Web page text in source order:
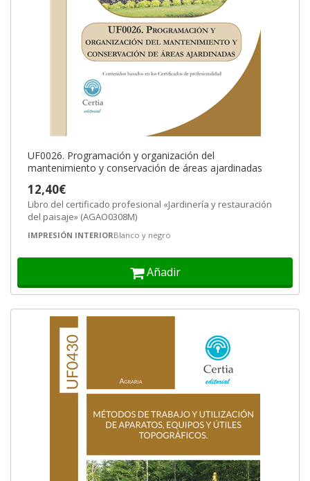
UF0026. Programación y organización del
mantenimiento y conservación de áreas ajardinadas
12,40€
Libro del certificado profesional «Jardinería y restauración
del paisaje» (AGAO0308M)
IMPRESIÓN INTERIORBlanco y negro
Añadir